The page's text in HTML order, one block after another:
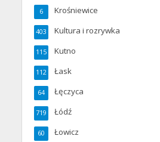
Krośniewice
6
Kultura i rozrywka
403
Kutno
115
Łask
112
Łęczyca
64
Łódź
719
Łowicz
60